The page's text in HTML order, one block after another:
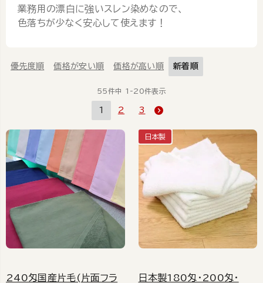
業務用の漂白に強いスレン染めなので、
色落ちが少なく安心して使えます！
優先度順 価格が安い順 価格が高い順 新着順
55件中 1 -20件表示
1 2 3
240匁国産片毛(片面フラ
日本製180匁・200匁・
日本製